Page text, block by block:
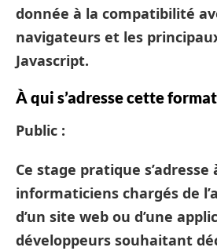
donnée à la compatibilité
navigateurs et les
Javascript.
À qui s’adresse cette
Public :
Ce stage pratique s’adresse
informaticiens chargés de
d’un site web ou d’une
développeurs souhaitant